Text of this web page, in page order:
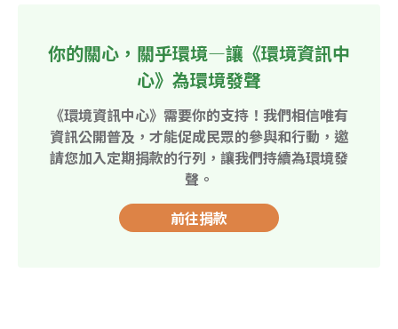
你的關心，關乎環境—讓《環境資訊中
心》為環境發聲
《環境資訊中心》需要你的支持！我們相信唯有
資訊公開普及，才能促成民眾的參與和行動，邀
請您加入定期捐款的行列，讓我們持續為環境發
聲。
前往捐款